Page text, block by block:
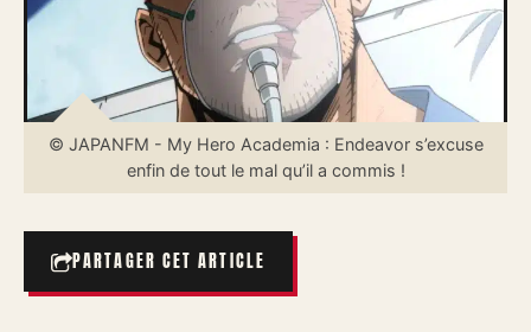
© JAPANFM - My Hero Academia : Endeavor s’excuse
enfin de tout le mal qu’il a commis !
PARTAGER CET ARTICLE